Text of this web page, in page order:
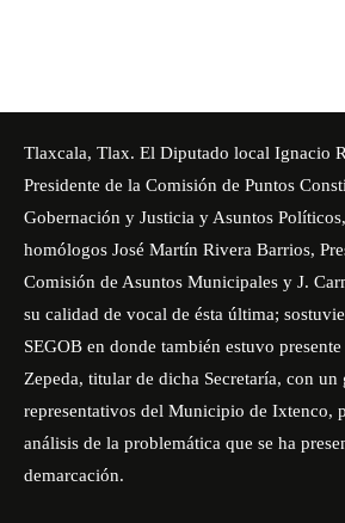
Tlaxcala, Tlax. El Diputado local Ignacio
Presidente de la Comisión de Puntos
Gobernación y Justicia y Asuntos
homólogos José Martín Rivera Barrios,
Comisión de Asuntos Municipales y J.
su calidad de vocal de ésta última;
SEGOB en donde también estuvo
Zepeda, titular de dicha Secretaría, con
representativos del Municipio de Ixtenco,
análisis de la problemática que se ha
demarcación.